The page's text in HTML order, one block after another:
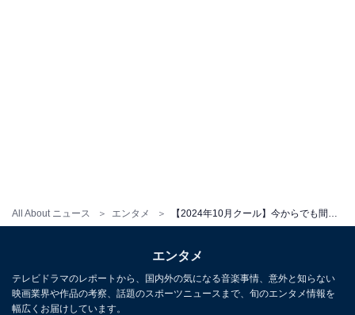
All About ニュース エンタメ 【2024年10月クール】今からでも間に合う！ 最終回まで見逃せない「秋ドラマ」3選【ネタバレあり】
エンタメ
テレビドラマのレポートから、国内外の気になる音楽事情、意外と知らない
映画業界や作品の考察、話題のスポーツニュースまで、旬のエンタメ情報を
幅広くお届けしています。